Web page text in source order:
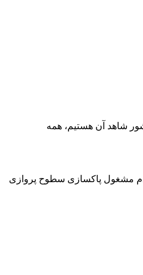
شاهد آن هستیم، همه
مشغول پاکسازی سطوح پروازی